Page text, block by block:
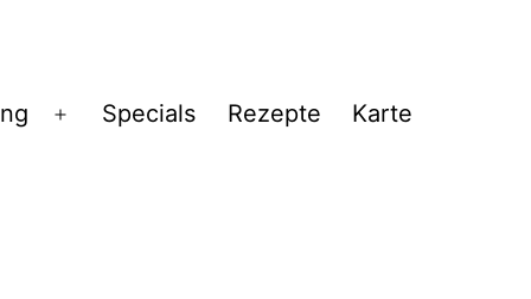
Menü
Specials Rezepte Karte